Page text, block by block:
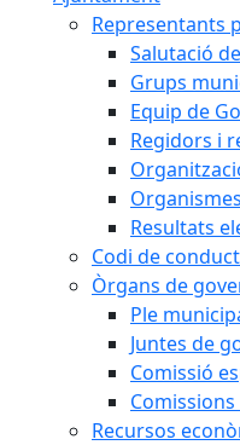
Representants
Salutació
Grups
Equip de
Regidors i
Resultats
Codi de
Òrgans de
Ple
Juntes de
Comissió
Recursos